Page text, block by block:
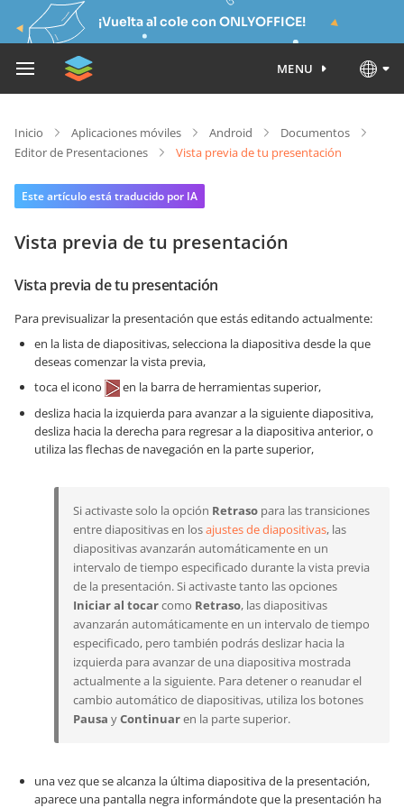
¡Vuelta al cole con ONLYOFFICE!
MENU
Inicio Aplicaciones móviles Android
Documentos
Editor de Presentaciones
Vista previa de tu presentación
Este artículo está traducido por IA
Vista previa de tu presentación
Vista previa de tu presentación
Para previsualizar la presentación que estás editando actualmente:
en la lista de diapositivas, selecciona la diapositiva desde la que
deseas comenzar la vista previa,
toca el icono
en la barra de herramientas superior,
desliza hacia la izquierda para avanzar a la siguiente diapositiva,
desliza hacia la derecha para regresar a la diapositiva anterior, o
utiliza las flechas de navegación en la parte superior,
Si activaste solo la opción Retraso para las transiciones
entre diapositivas en losajustes de diapositivas, las
diapositivas avanzarán automáticamente en un
intervalo de tiempo especificado durante la vista previa
de la presentación. Si activaste tanto las opciones
Iniciar al tocarcomo Retraso, las diapositivas
avanzarán automáticamente en un intervalo de tiempo
especificado, pero también podrás deslizar hacia la
izquierda para avanzar de una diapositiva mostrada
actualmente a la siguiente. Para detener o reanudar el
cambio automático de diapositivas, utiliza los botones
Pausa yContinuaren la parte superior.
una vez que se alcanza la última diapositiva de la presentación,
aparece una pantalla negra informándote que la presentación ha